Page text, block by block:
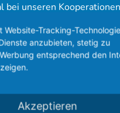
bei unseren
Community
Forum
Website-Tracking-
anzubieten, stetig zu
entsprechend den
Akzeptieren